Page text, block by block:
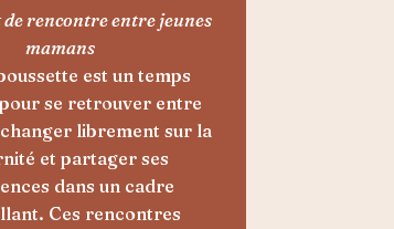
de rencontre entre jeunes
mamans
est un temps
se retrouver entre
librement sur la
et partager ses
dans un cadre
Ces rencontres